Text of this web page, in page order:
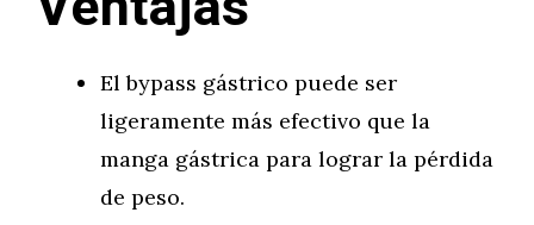
El bypass gástrico puede ser
ligeramente más efectivo que la
manga gástrica para lograr la pérdida
de peso.